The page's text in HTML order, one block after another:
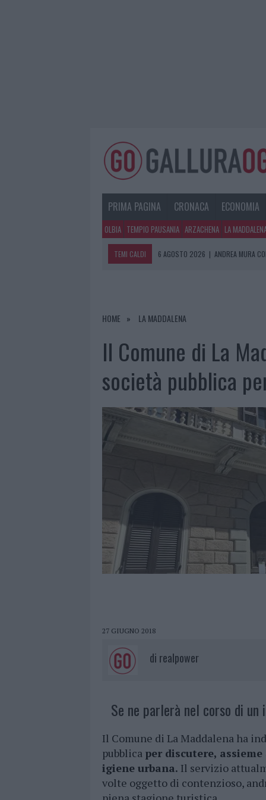
PRIMA PAGINA CRONACA ECONOMIA
OLBIA TEMPIO PAUSANIA ARZACHENA LA
TEMI CALDI 6 AGOSTO 2026 | ANDREA MURA
6 AGOSTO 2026 | METEO OLBIA 7 AGOSTO, SOLE E
HOME LA MADDALENA
Il Comune di La
società pubblica
27 GIUGNO 2018
di realpower
Se ne parlerà nel corso di
Il Comune di La Maddalena ha
pubblica per discutere,
igiene urbana. Il servizio
volte oggetto di contenzioso,